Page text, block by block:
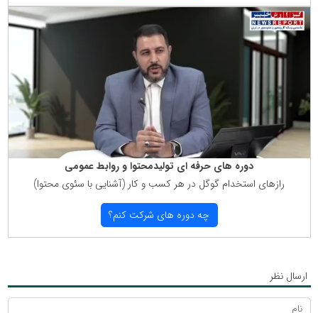
دوره های حرفه ای تولیدمحتوا و روابط عمومی
رازهای استخدام گوگل در هر كسب و كار (آشنایی با سئوی محتوا)
چه دوره های شركت كنم؟
ارسال نظر